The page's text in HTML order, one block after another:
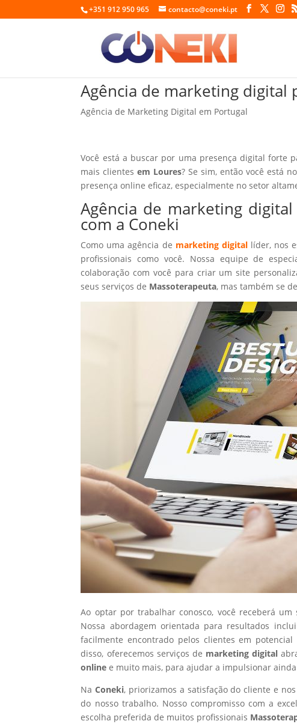
+351 912 950 965 contacto@coneki.pt
Agência de marketing digital
Agência de Marketing Digital em Portugal
Você está a buscar por uma presença digital forte
mais clientesem Loures? Se sim, então você está
presença online eficaz, especialmente no setor
Agência de marketing
com a Coneki
Como uma agência de marketing digitallíder, nos
profissionais como você. Nossa equipe de
colaboração com você para criar um site
seus serviços de Massoterapeuta, mas também se
Ao optar por trabalhar conosco, você receberá
Nossa abordagem orientada para resultados
facilmente encontrado pelos clientes em
disso, oferecemos serviços de marketing digital
online e muito mais, para ajudar a impulsionar
NaConeki, priorizamos a satisfação do cliente e
do nosso trabalho. Nosso compromisso com a
escolha preferida de muitos profissionais